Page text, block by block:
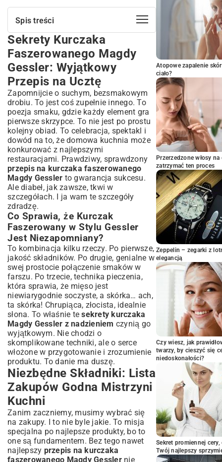
Spis treści
Sekrety Kurczaka Faszerowanego
Magdy Gessler: Wyjątkowy Przepis na
Ucztę
Co Sprawia, że Kurczak Faszerowany w
Stylu Gessler Jest Niezapomniany?
Niezbędne Składniki: Lista Zakupów
Godna Mistrzyni Kuchni
Jak Wybrać Idealnego Kurczaka do
Faszerowania?
Składniki na Wyjątkowy Farsz: Tradycja i
Nowoczesność
Krok po Kroku: Przygotowanie Kurczaka
Faszerowanego
Marynowanie i Wstępne Przygotowanie
Mięsa
Sztuka Tworzenia Farszu: Podstawy i
Kreatywne Wariacje
Precyzyjne Faszerowanie i Zabezpieczanie
Kurczaka
Tajniki Pieczenia: Jak Uzyskać
Soczystego Kurczaka z Chrupiącą
Skórką?
Idealna Temperatura i Czas Pieczenia –
Klucz do Sukcesu
Sekrety Soczystości: Podlewanie i Kontrola
Podczas Pieczenia
Serwowanie i Komponowanie Posiłku:
Jak Prezentować Danie w Stylu Magdy?
Z Czym Podać Faszerowanego Kurczaka –
Sugerowane Dodatki
Estetyka na Talerzu: Dekoracja i Podanie
Dania
Wskazówki i Triki Mistrzyni: Gwarancja
Sukcesu w Kuchni
Najczęstsze Błędy i Jak Ich Uniknąć Przy
Faszerowaniu Kurczaka
Modyfikacje Przepisu Magdy Gessler –
Eksperymentuj ze Smakiem
Podsumowanie: Twój Wyjątkowy
Kurczak Faszerowany Gotowy do
Zachwytów
Sekrety Kurczaka
Faszerowanego Magdy
Gessler: Wyjątkowy
Przepis na Ucztę
Zapomnijcie o suchym, bezsmakowym
drobiu. To jest coś zupełnie innego. To
poezja smaku, gdzie każdy element gra
pierwsze skrzypce. To nie jest po prostu
kolejny obiad. To celebracja, spektakl i
dowód na to, że domowa kuchnia może
konkurować z najlepszymi
restauracjami. Prawdziwy, sprawdzony
przepis na kurczaka faszerowanego
Magdy Gessler to gwarancja sukcesu.
Ale diabeł, jak zawsze, tkwi w
szczegółach. I ja wam te szczegóły
zdradzę.
Co Sprawia, że Kurczak
Faszerowany w Stylu Gessler
Jest Niezapomniany?
To kombinacja kilku rzeczy. Po pierwsze,
jakość składników. Po drugie, genialne w
swej prostocie połączenie smaków w
farszu. Po trzecie, technika pieczenia,
która sprawia, że mięso jest
niewiarygodnie soczyste, a skórka… ach,
ta skórka! Chrupiąca, złocista, idealnie
słona. To właśnie tesekrety kurczaka
Magdy Gessler z nadzieniem czynią go
wyjątkowym. Nie chodzi o
skomplikowane techniki, ale o serce
włożone w przygotowanie i zrozumienie
produktu. To danie ma duszę.
Niezbędne Składniki: Lista
Zakupów Godna Mistrzyni
Kuchni
Zanim zaczniemy, musimy wybrać się
na zakupy. I to nie byle jakie. To misja
specjalna po najlepsze produkty, bo to
one są fundamentem. Bez tego nawet
najlepszy przepis na kurczaka
faszerowanego Magdy Gesslernie
Atopowe zapalenie
ciało?
Przerzedzone włosy
zatrzymać ten proces
Zeppelin – zegarki z
elegancją
Czy wiesz, jak
twarzy, by cieszyć się
niedoskonałości?
Sekret promiennej
Twój najlepszy